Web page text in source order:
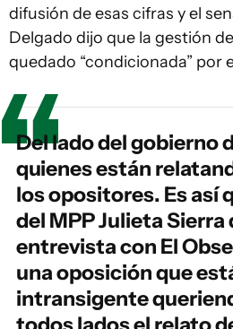
difusión de esas cifras y el
Delgado dijo que la gestión
quedado “condicionada” por
Del lado del gobierno
quienes están
los opositores. Es así
del MPP Julieta Sierra
entrevista con El
una oposición que
intransigente